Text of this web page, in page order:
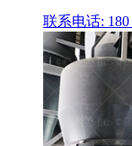
联系电话: 180